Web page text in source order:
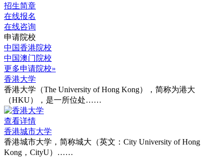
招生简章
在线报名
在线咨询
申请院校
中国香港院校
中国澳门院校
更多申请院校»
香港大学
香港大学（The University of Hong Kong），简称为港大
（HKU），是一所位处……
查看详情
香港城市大学
香港城市大学，简称城大（英文：City University of Hong
Kong，CityU）……